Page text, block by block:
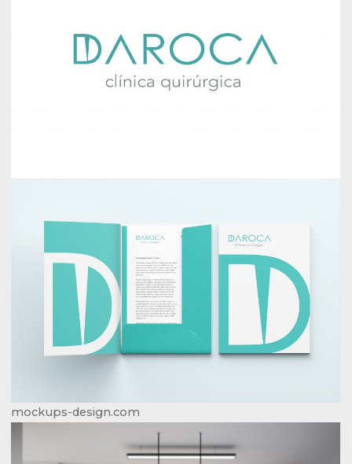
nuestros datos
de contacto, y
estaremos
mockups-design.com